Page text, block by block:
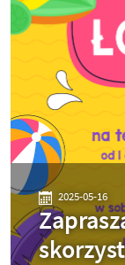
2025-05-16